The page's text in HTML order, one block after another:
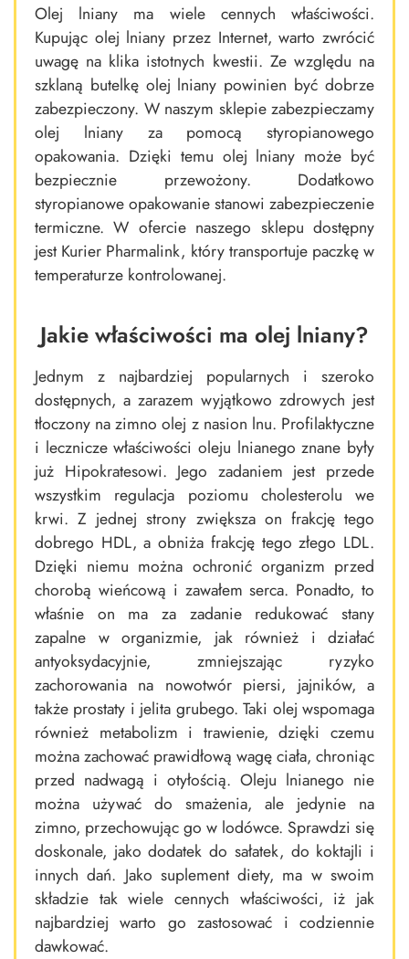
Olej lniany ma wiele cennych właściwości.
Kupując olej lniany przez Internet, warto zwrócić
uwagę na klika istotnych kwestii. Ze względu na
szklaną butelkę olej lniany powinien być dobrze
zabezpieczony. W naszym sklepie zabezpieczamy
olej lniany za pomocą styropianowego
opakowania. Dzięki temu olej lniany może być
bezpiecznie przewożony. Dodatkowo
styropianowe opakowanie stanowi zabezpieczenie
termiczne. W ofercie naszego sklepu dostępny
jest Kurier Pharmalink, który transportuje paczkę w
temperaturze kontrolowanej.
Jakie właściwości ma olej lniany?
Jednym z najbardziej popularnych i szeroko
dostępnych, a zarazem wyjątkowo zdrowych jest
tłoczony na zimno olej z nasion lnu. Profilaktyczne
i lecznicze właściwości oleju lnianego znane były
już Hipokratesowi. Jego zadaniem jest przede
wszystkim regulacja poziomu cholesterolu we
krwi. Z jednej strony zwiększa on frakcję tego
dobrego HDL, a obniża frakcję tego złego LDL.
Dzięki niemu można ochronić organizm przed
chorobą wieńcową i zawałem serca. Ponadto, to
właśnie on ma za zadanie redukować stany
zapalne w organizmie, jak również i działać
antyoksydacyjnie, zmniejszając ryzyko
zachorowania na nowotwór piersi, jajników, a
także prostaty i jelita grubego. Taki olej wspomaga
również metabolizm i trawienie, dzięki czemu
można zachować prawidłową wagę ciała, chroniąc
przed nadwagą i otyłością. Oleju lnianego nie
można używać do smażenia, ale jedynie na
zimno, przechowując go w lodówce. Sprawdzi się
doskonale, jako dodatek do sałatek, do koktajli i
innych dań. Jako suplement diety, ma w swoim
składzie tak wiele cennych właściwości, iż jak
najbardziej warto go zastosować i codziennie
dawkować.